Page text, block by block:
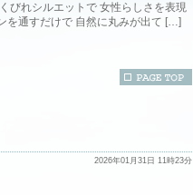
びれシルエットで 女性らしさを表現
を通すだけで 自然に丸みが出て […]
2026年01月31日 11時23分